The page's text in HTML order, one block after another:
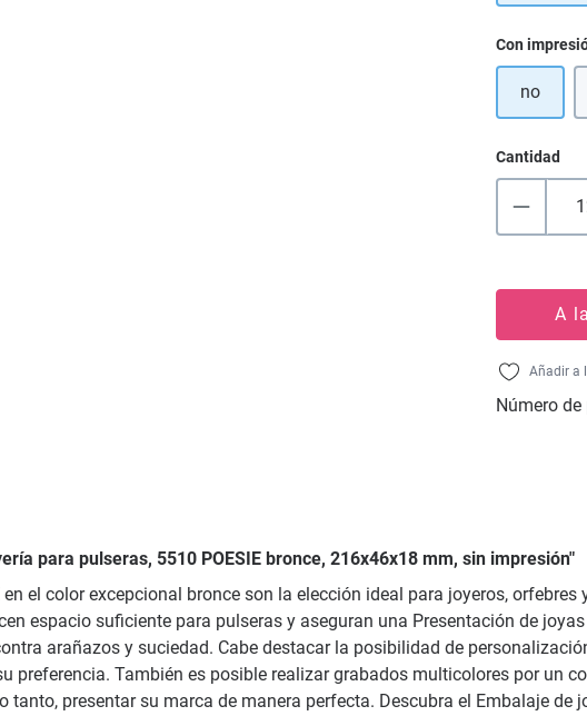
Seleccione
Con
no
Cantidad
A
Añadir a
Número
para pulseras, 5510 POESIE bronce, 216x46x18 mm, sin impresión"
el color excepcional bronce son la elección ideal para joyeros,
espacio suficiente para pulseras y aseguran una Presentación de
arañazos y suciedad. Cabe destacar la posibilidad de
preferencia. También es posible realizar grabados multicolores por un
presentar su marca de manera perfecta. Descubra el Embalaje de